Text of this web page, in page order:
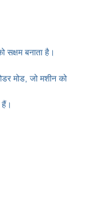
सक्षम बनाता है।
मोड, जो मशीन को
हैं।